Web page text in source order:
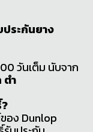
ระกันยาง
วันเต็ม นับจาก
ตำ
อง Dunlop